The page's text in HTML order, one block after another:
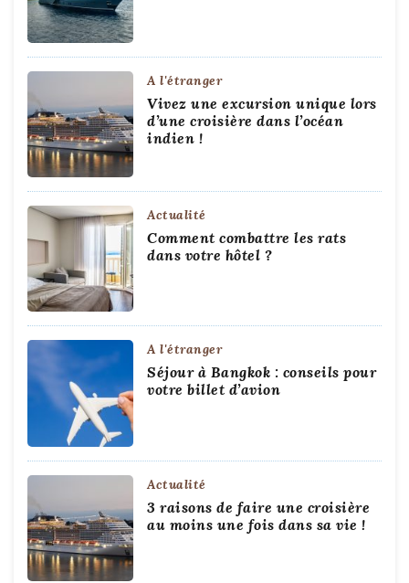
A l'étranger
Vivez une excursion unique lors
d’une croisière dans l’océan
indien !
Actualité
Comment combattre les rats
dans votre hôtel ?
A l'étranger
Séjour à Bangkok : conseils pour
votre billet d’avion
Actualité
3 raisons de faire une croisière
au moins une fois dans sa vie !